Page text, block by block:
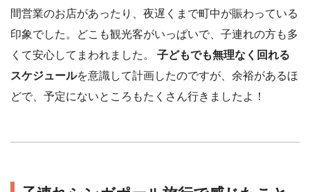
間営業のお店があったり、夜遅くまで町中が賑わっている
印象でした。どこも観光客がいっぱいで、子連れの方も多
くて安心してまわれました。 子どもでも無理なく回れる
スケジュールを意識して計画したのですが、余裕があるほ
どで、予定にないところもたくさん行きましたよ！